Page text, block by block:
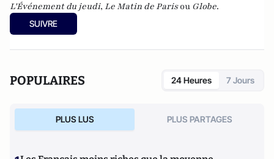
L'Événement du jeudi, Le Matin de Parisou Globe.
SUIVRE
POPULAIRES 24 Heures 7 Jours
PLUS LUS PLUS PARTAGES